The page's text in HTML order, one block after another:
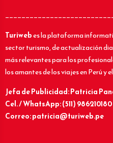
Turiwebes la plataforma
sector turismo, de actualización
más relevantes para los
los amantes de los viajes en Perú y
Jefa de Publicidad: Patricia
Cel. / WhatsApp: (511) 986210180
Correo: patricia@turiweb.pe